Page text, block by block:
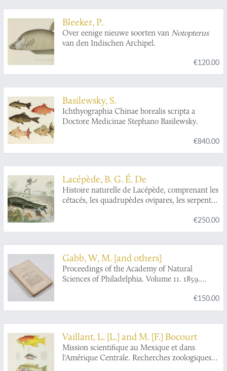
Bleeker, P.
Over eenige nieuwe soorten van Notopterus
van den Indischen Archipel.
€120.00
Basilewsky, S.
Ichthyographia Chinae borealis scripta a
Doctore Medicinae Stephano Basilewsky.
€840.00
Lacépède, B. G. É. De
Histoire naturelle de Lacépède, comprenant les
cétacés, les quadrupèdes ovipares, les serpents
l'éloge de Lacépède par Cuvier avec des notes
et la nouvelle classification de M. A.-G.
€250.00
Gabb, W, M. [and others]
Proceedings of the Academy of Natural
Sciences of Philadelphia. Volume 11. 1859.
€150.00
Vaillant, L. [L.] and M. [F.] Bocourt
Mission scientifique au Mexique et dans
l'Amérique Centrale. Recherches zoologiques